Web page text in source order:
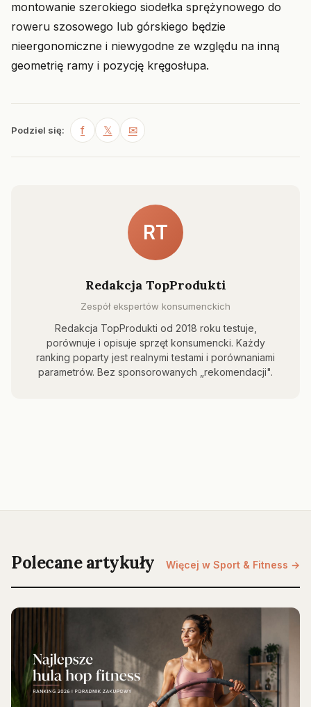
montowanie szerokiego siodełka sprężynowego do
roweru szosowego lub górskiego będzie
nieergonomiczne i niewygodne ze względu na inną
geometrię ramy i pozycję kręgosłupa.
Podziel się: f 𝕏 ✉
RT
Redakcja TopProdukti
Zespół ekspertów konsumenckich
Redakcja TopProdukti od 2018 roku testuje,
porównuje i opisuje sprzęt konsumencki. Każdy
ranking poparty jest realnymi testami i porównaniami
parametrów. Bez sponsorowanych „rekomendacji".
Polecane artykuły Więcej w Sport & Fitness →